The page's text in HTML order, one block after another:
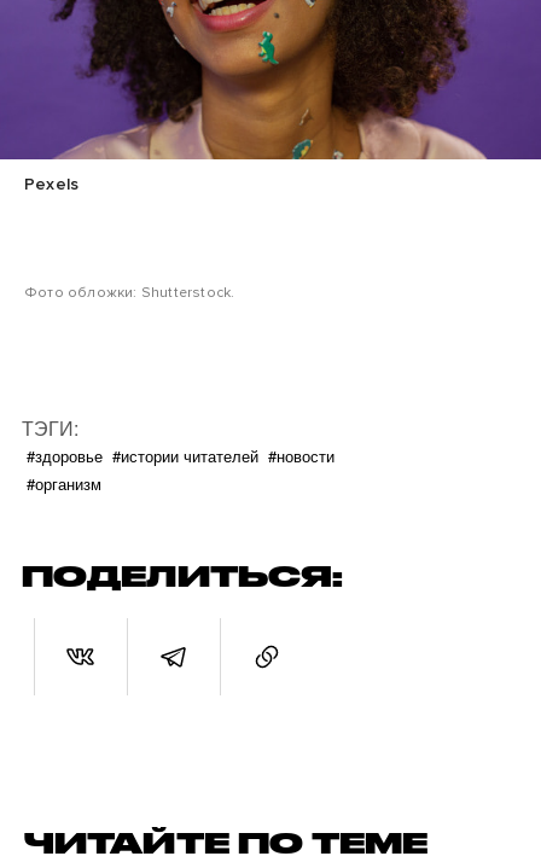
Pexels
Фото обложки: Shutterstock.
ТЭГИ:
#здоровье #истории читателей #новости
#организм
ПОДЕЛИТЬСЯ:
ЧИТАЙТЕ ПО ТЕМЕ